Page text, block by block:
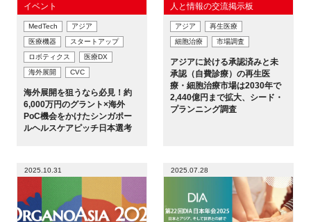
ニュース・掲示板
LINK-Jを知る
特別会員
施設・アクセス
イベントお知らせメール登録
イベント
MedTech
アジア
医療機器
スタートアップ
ロボティクス
医療DX
海外展開
CVC
海外展開を狙うなら必見！約
6,000万円のグラント×海外
PoC機会をかけたシンガポー
ルヘルスケアピッチ日本選考
人と情報の交流掲示板
アジア
再生医療
細胞治療
市場調査
アジアに於ける承認済みと未
承認（自費診療）の再生医
療・細胞治療市場は2030年で
2,440億円まで拡大、シード・
プランニング調査
2025.10.31 2025.07.28